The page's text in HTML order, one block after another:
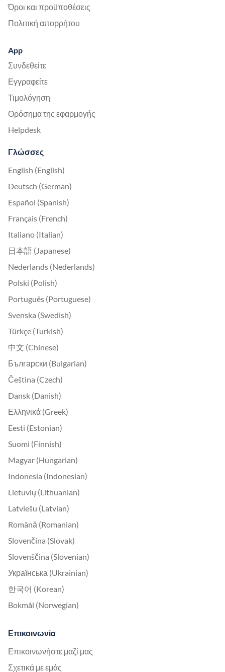
Όροι και προϋποθέσεις
Πολιτική απορρήτου
App
Συνδεθείτε
Εγγραφείτε
Τιμολόγηση
Ορόσημα της εφαρμογής
Helpdesk
Γλώσσες
English (English)
Deutsch (German)
Español (Spanish)
Français (French)
Italiano (Italian)
日本語 (Japanese)
Nederlands (Nederlands)
Polski (Polish)
Português (Portuguese)
Svenska (Swedish)
Türkçe (Turkish)
中文 (Chinese)
Български (Bulgarian)
Čeština (Czech)
Dansk (Danish)
Ελληνικά (Greek)
Eesti (Estonian)
Suomi (Finnish)
Magyar (Hungarian)
Indonesia (Indonesian)
Lietuvių (Lithuanian)
Latviešu (Latvian)
Română (Romanian)
Slovenčina (Slovak)
Slovenščina (Slovenian)
Українська (Ukrainian)
한국어 (Korean)
Bokmål (Norwegian)
Επικοινωνία
Επικοινωνήστε μαζί μας
Σχετικά με εμάς